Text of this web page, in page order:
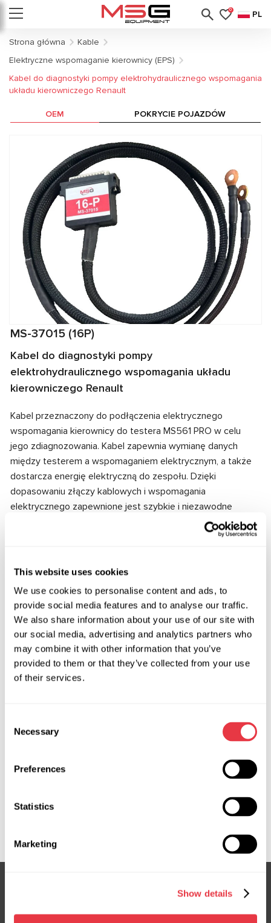
This website uses cookies
We use cookies to personalise content and ads, to
provide social media features and to analyse our traffic.
We also share information about your use of our site with
our social media, advertising and analytics partners who
may combine it with other information that you’ve
provided to them or that they’ve collected from your use
of their services.
Selection
Necessary
Preferences
Statistics
Marketing
Show details
0 PL
Strona główna
Kable
Elektryczne wspomaganie kierownicy (EPS)
Kabel do diagnostyki pompy elektrohydraulicznego wspomagania
układu kierowniczego Renault
MS-37015 (16P)
Kabel do diagnostyki pompy
elektrohydraulicznego wspomagania układu
kierowniczego Renault
Kabel przeznaczony do podłączenia elektrycznego
wspomagania kierownicy do testera MS561 PRO w celu
jego zdiagnozowania. Kabel zapewnia wymianę danych
między testerem a wspomaganiem elektrycznym, a także
dostarcza energię elektryczną do zespołu. Dzięki
dopasowaniu złączy kablowych i wspomagania
elektrycznego zapewnione jest szybkie i niezawodne
Zapytaj o cenę
OEM POKRYCIE POJAZDÓW
OEM
MS3701516P, 04550100, 04550101, 04551100, 1120754,
715520222, 715520350, 7700801085, 7700821538,
7700829781, 7700829784, 7701466770, 7701468590,
EP5032, EPR5016, FO303, FO303R, FO9303, G3003,
JER123, JER125, JER127, RE302, RE302OEM, RE302R,
Subskrybuj nasz newsletter